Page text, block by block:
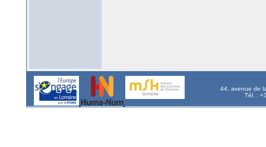
44, avenue de
Tél. :